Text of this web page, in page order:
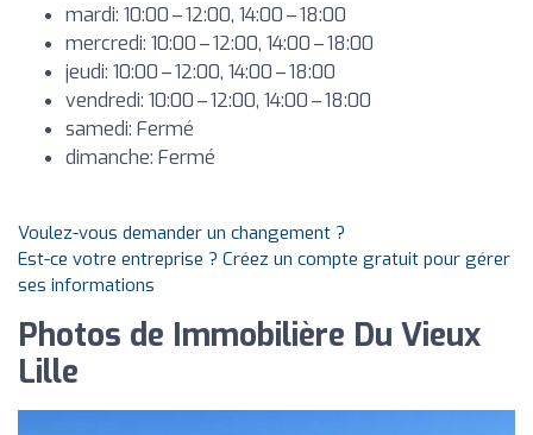
mardi: 10:00 – 12:00, 14:00 – 18:00
mercredi: 10:00 – 12:00, 14:00 – 18:00
jeudi: 10:00 – 12:00, 14:00 – 18:00
vendredi: 10:00 – 12:00, 14:00 – 18:00
samedi: Fermé
dimanche: Fermé
Voulez-vous demander un changement ?
Est-ce votre entreprise ? Créez un compte gratuit pour gérer
ses informations
Photos de Immobilière Du Vieux
Lille